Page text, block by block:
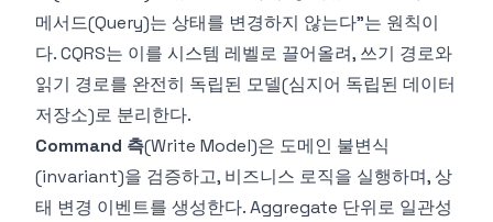
메서드(Query)는 상태를 변경하지 않는다"는 원칙이
다. CQRS는 이를 시스템 레벨로 끌어올려, 쓰기 경로와
읽기 경로를 완전히 독립된 모델(심지어 독립된 데이터
저장소)로 분리한다.
Command 측(Write Model)은 도메인 불변식
(invariant)을 검증하고, 비즈니스 로직을 실행하며, 상
태 변경 이벤트를 생성한다. Aggregate 단위로 일관성